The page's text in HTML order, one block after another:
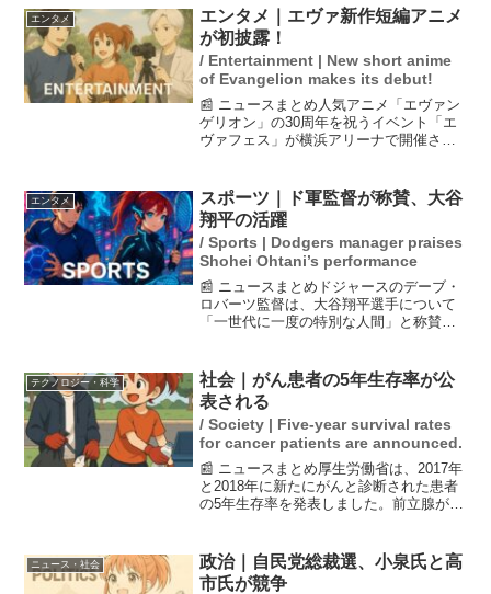
は賃上げが成長戦略の要であるとし、手
取り収入の増加...
エンタメ
エンタメ｜エヴァ新作短編アニメ
が初披露！
/ Entertainment | New short anime
of Evangelion makes its debut!
📰 ニュースまとめ人気アニメ「エヴァン
ゲリオン」の30周年を祝うイベント「エ
ヴァフェス」が横浜アリーナで開催さ
持っており、朝6時まで作業を続けたと語
っています。観客から...
エンタメ
スポーツ｜ド軍監督が称賛、大谷
翔平の活躍
/ Sports | Dodgers manager praises
Shohei Ohtani’s performance
📰 ニュースまとめドジャースのデーブ・
ロバーツ監督は、大谷翔平選手について
「一世代に一度の特別な人間」と称賛
ないことを期待されている中で、リーグ
トップタイの33本塁打を...
テクノロジー・科学
社会｜がん患者の5年生存率が公
表される
/ Society | Five-year survival rates
for cancer patients are announced.
📰 ニュースまとめ厚生労働省は、2017年
と2018年に新たにがんと診断された患者
の5年生存率を発表しました。前立腺がん
す。これは前年度の11.8％からの改善が
見...
ニュース・社会
政治｜自民党総裁選、小泉氏と高
市氏が競争